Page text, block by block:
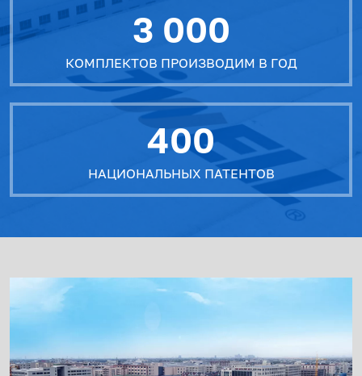
3 000
КОМПЛЕКТОВ ПРОИЗВОДИМ В ГОД
400
НАЦИОНАЛЬНЫХ ПАТЕНТОВ